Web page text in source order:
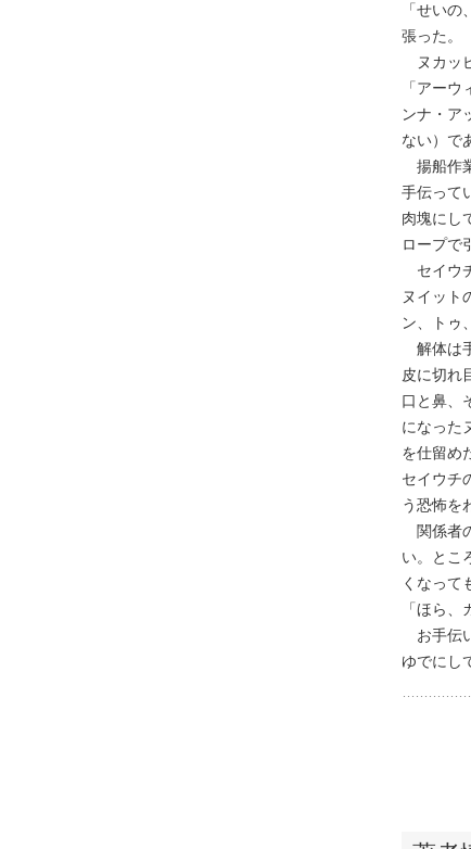
「せい
張った。
ヌカッ
「アー
ンナ・ア
ない）で
揚船作
手伝って
肉塊にし
ロープで
セイウ
ヌイット
ン、トゥ
解体は
皮に切れ
口と鼻、
になった
を仕留め
セイウチ
う恐怖を
関係者
い。とこ
くなって
「ほら
お手伝
ゆでにし